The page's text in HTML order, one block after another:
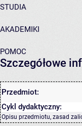
STUDIA
AKADEMIKI
POMOC
Szczegółowe
Przedmiot:
Cykl dydaktyczny:
Opisu przedmiotu, zasad